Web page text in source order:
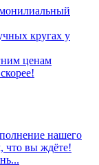
кругах у
ценам
нашего
что вы ждёте!